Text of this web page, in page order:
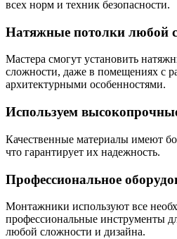
всех норм и техник безопасности.
Натяжные потолки любой
Мастера смогут установить
сложности, даже в помещениях с
архитектурными особенностями.
Используем
Качественные материалы имеют
что гарантирует их надежность.
Профессиональное
Монтажники используют все
профессиональные инструменты
любой сложности и дизайна.